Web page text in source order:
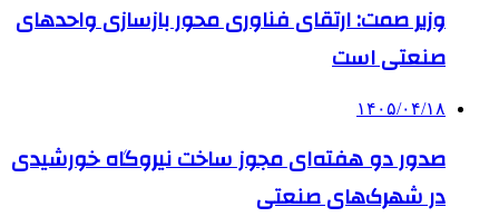
وزیر صمت: ارتقای فناوری محور بازسازی واحدهای
صنعتی است
۱۴۰۵/۰۴/۱۸
صدور دو هفته‌ای مجوز ساخت نیروگاه خورشیدی
در شهرک‌های صنعتی